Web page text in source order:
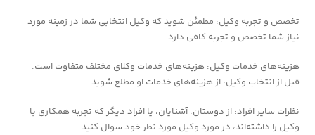
تخصص و تجربه وکیل: مطمئن شوید که وکیل انتخابی شما در زمینه مورد
نیاز شما تخصص و تجربه کافی دارد.
هزینه‌های خدمات وکیل: هزینه‌های خدمات وکلای مختلف متفاوت است.
قبل از انتخاب وکیل، از هزینه‌های خدمات او مطلع شوید.
نظرات سایر افراد: از دوستان، آشنایان، یا افراد دیگر که تجربه همکاری با
وکیل را داشته‌اند، در مورد وکیل مورد نظر خود سوال کنید.